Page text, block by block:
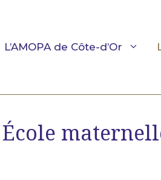
L’AMOPA de Côte-d’Or